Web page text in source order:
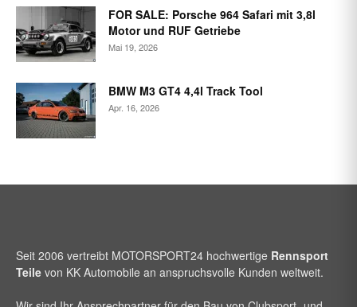
FOR SALE: Porsche 964 Safari mit 3,8l
Motor und RUF Getriebe
Mai 19, 2026
BMW M3 GT4 4,4l Track Tool
Apr. 16, 2026
Seit 2006 vertreibt MOTORSPORT24 hochwertige Rennsport
Teile von KK Automobile an anspruchsvolle Kunden weltweit.